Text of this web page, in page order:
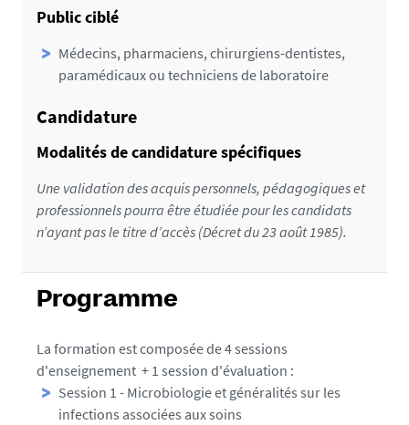
Public ciblé
Médecins, pharmaciens, chirurgiens-dentistes,
paramédicaux ou techniciens de laboratoire
Candidature
Modalités de candidature spécifiques
Une validation des acquis personnels, pédagogiques et
professionnels pourra être étudiée pour les candidats
n’ayant pas le titre d’accès (Décret du 23 août 1985).
Programme
La formation est composée de 4 sessions
d'enseignement + 1 session d'évaluation :
Session 1 - Microbiologie et généralités sur les
infections associées aux soins